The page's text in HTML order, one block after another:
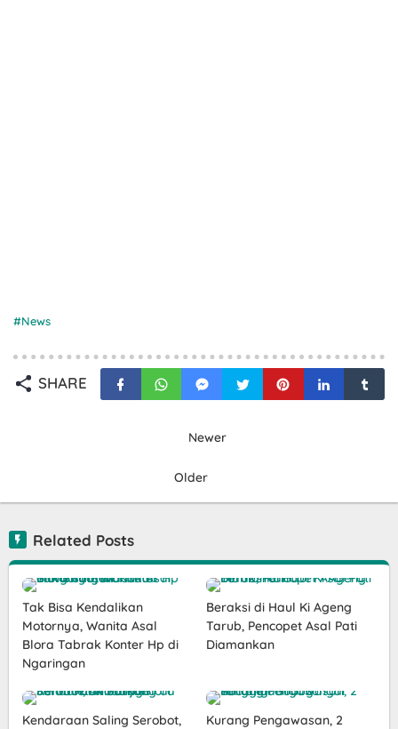
News
SHARE
Newer
Older
Related Posts
Tak Bisa Kendalikan
Motornya, Wanita Asal
Blora Tabrak Konter Hp di
Ngaringan
Beraksi di Haul Ki Ageng
Tarub, Pencopet Asal Pati
Diamankan
Kendaraan Saling Serobot,
Kurang Pengawasan, 2